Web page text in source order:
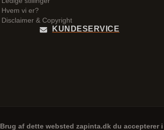
Hvem vi er?
Disclaimer & Copyright
KUNDESERVICE
Brug af dette websted zapinta.dk du accepterer i